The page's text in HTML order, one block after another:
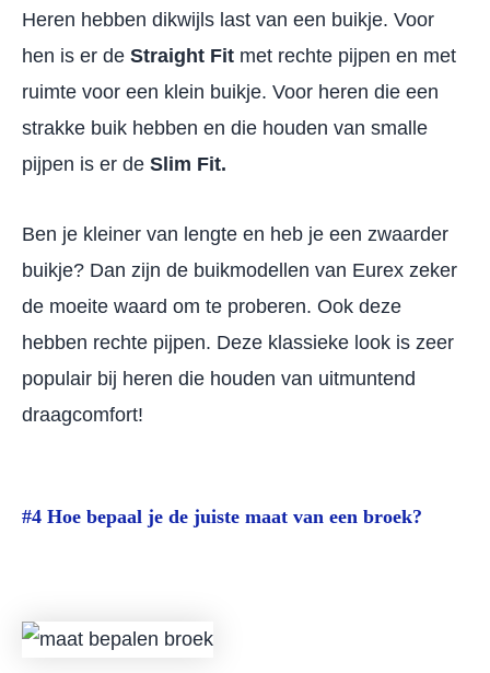
Heren hebben dikwijls last van een buikje. Voor
hen is er de Straight Fit met rechte pijpen en met
ruimte voor een klein buikje. Voor heren die een
strakke buik hebben en die houden van smalle
pijpen is er de Slim Fit.
Ben je kleiner van lengte en heb je een zwaarder
buikje? Dan zijn de buikmodellen van Eurex zeker
de moeite waard om te proberen. Ook deze
hebben rechte pijpen. Deze klassieke look is zeer
populair bij heren die houden van uitmuntend
draagcomfort!
#4 Hoe bepaal je de juiste maat van een broek?